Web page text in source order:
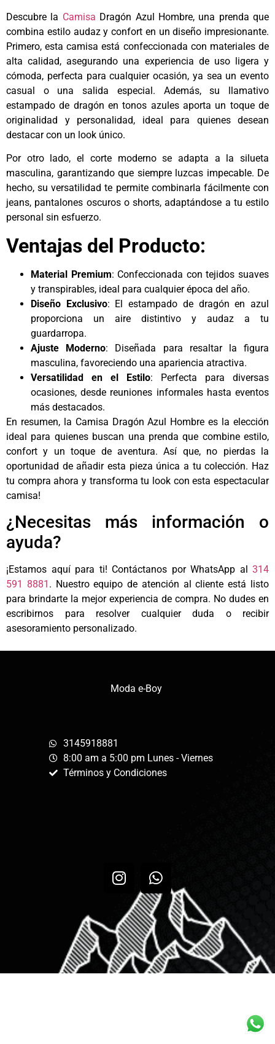
Descubre la Camisa Dragón Azul Hombre, una prenda que
combina estilo audaz y confort en un diseño impresionante.
Primero, esta camisa está confeccionada con materiales de
alta calidad, asegurando una experiencia de uso ligera y
cómoda, perfecta para cualquier ocasión, ya sea un evento
casual o una salida especial. Además, su llamativo
estampado de dragón en tonos azules aporta un toque de
originalidad y personalidad, ideal para quienes desean
destacar con un look único.
Por otro lado, el corte moderno se adapta a la silueta
masculina, garantizando que siempre luzcas impecable. De
hecho, su versatilidad te permite combinarla fácilmente con
jeans, pantalones oscuros o shorts, adaptándose a tu estilo
personal sin esfuerzo.
Ventajas del Producto:
Material Premium: Confeccionada con tejidos suaves
y transpirables, ideal para cualquier época del año.
Diseño Exclusivo: El estampado de dragón en azul
proporciona un aire distintivo y audaz a tu
guardarropa.
Ajuste Moderno: Diseñada para resaltar la figura
masculina, favoreciendo una apariencia atractiva.
Versatilidad en el Estilo: Perfecta para diversas
ocasiones, desde reuniones informales hasta eventos
más destacados.
En resumen, la Camisa Dragón Azul Hombre es la elección
ideal para quienes buscan una prenda que combine estilo,
confort y un toque de aventura. Así que, no pierdas la
oportunidad de añadir esta pieza única a tu colección. Haz
tu compra ahora y transforma tu look con esta espectacular
camisa!
¿Necesitas más información o
ayuda?
¡Estamos aquí para ti! Contáctanos por WhatsApp al 314
591 8881 . Nuestro equipo de atención al cliente está listo
para brindarte la mejor experiencia de compra. No dudes en
escribirnos para resolver cualquier duda o recibir
asesoramiento personalizado.
Moda e-Boy
3145918881
8:00 am a 5:00 pm Lunes - Viernes
Términos y Condiciones